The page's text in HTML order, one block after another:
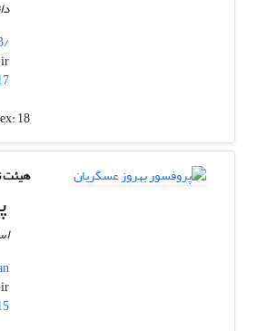
epackachis
18
هیئت
asgarian